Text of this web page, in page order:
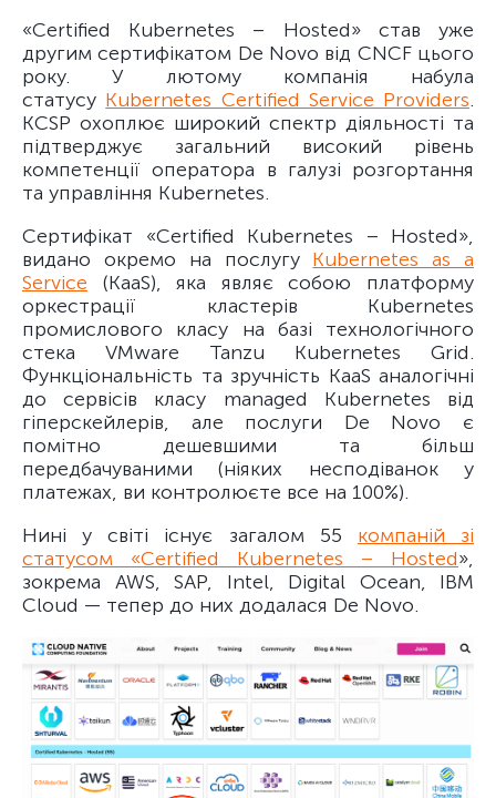
«Certified Kubernetes – Hosted» став уже
другим сертифікатом De Novo від CNCF цього
року. У лютому компанія набула
статусу Kubernetes Certified Service Providers.
KCSP охоплює широкий спектр діяльності та
підтверджує загальний високий рівень
компетенції оператора в галузі розгортання
та управління Kubernetes.
Сертифікат «Certified Kubernetes – Hosted»,
видано окремо на послугу Kubernetes as a
Service (KaaS), яка являє собою платформу
оркестрації кластерів Kubernetes
промислового класу на базі технологічного
стека VMware Tanzu Kubernetes Grid.
Функціональність та зручність KaaS аналогічні
до сервісів класу managed Kubernetes від
гіперскейлерів, але послуги De Novo є
помітно дешевшими та більш
передбачуваними (ніяких несподіванок у
платежах, ви контролюєте все на 100%).
Нині у світі існує загалом 55 компаній зі
статусом «Certified Kubernetes – Hosted»,
зокрема AWS, SAP, Intel, Digital Ocean, IBM
Cloud — тепер до них додалася De Novo.